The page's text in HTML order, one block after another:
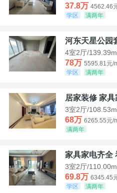
37.8万 4562.46
学区
满两年
河东天星公园
4室2厅/
78万 5595.81元/
学区
满两年
居家装修 家
3室2厅/
68万 6265.55元/
满两年
家具家电齐全
3室2厅/
69.8万 6345.45
学区
满两年